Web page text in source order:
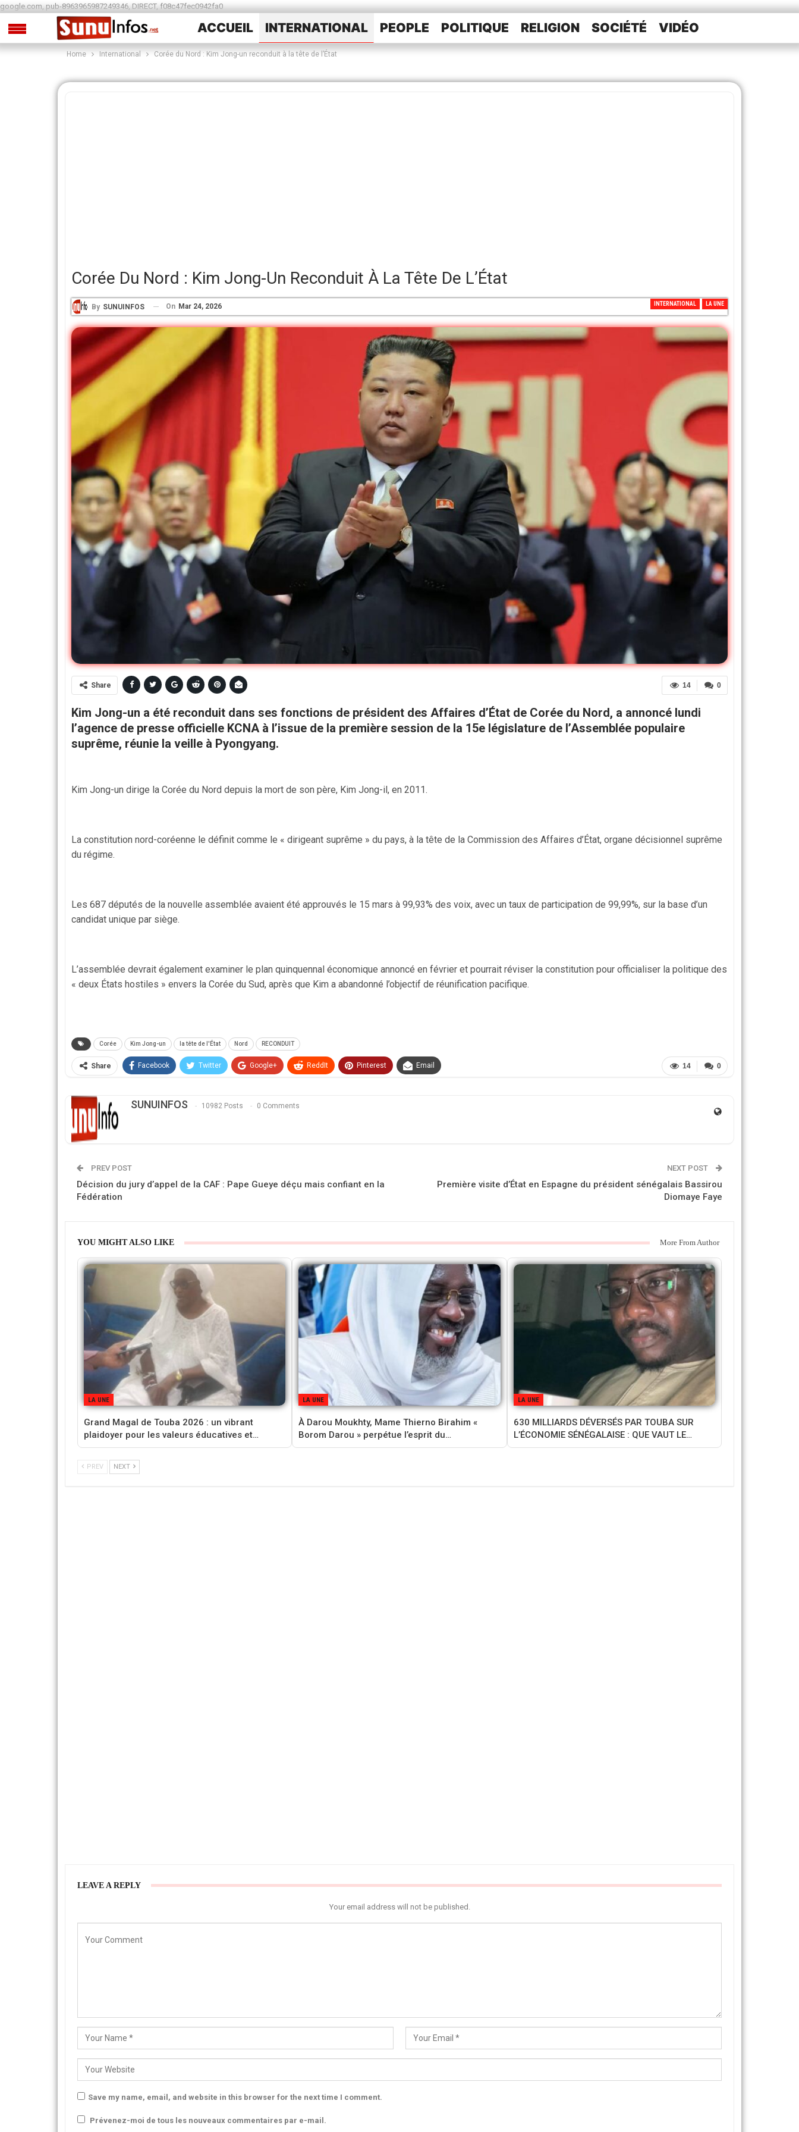
google.com, pub-8963965987249346, DIRECT, f08c47fec0942fa0
ACCUEIL INTERNATIONAL PEOPLE POLITIQUE RELIGION SOCIÉTÉ
VIDÉO
SPORTS
Home International Corée du Nord : Kim Jong-un reconduit à la tête de l’État
Corée Du Nord : Kim Jong-Un Reconduit À La Tête De L’État
INTERNATIONAL LA UNE
By SUNUINFOS On Mar 24, 2026
0
14
Share
Kim Jong-un a été reconduit dans ses fonctions de président des Affaires d’État de Corée du Nord, a annoncé lundi
l’agence de presse officielle KCNA à l’issue de la première session de la 15e législature de l’Assemblée populaire
suprême, réunie la veille à Pyongyang.
Kim Jong-un dirige la Corée du Nord depuis la mort de son père, Kim Jong-il, en 2011.
La constitution nord-coréenne le définit comme le « dirigeant suprême » du pays, à la tête de la Commission des Affaires d’État, organe décisionnel suprême
du régime.
Les 687 députés de la nouvelle assemblée avaient été approuvés le 15 mars à 99,93% des voix, avec un taux de participation de 99,99%, sur la base d’un
candidat unique par siège.
L’assemblée devrait également examiner le plan quinquennal économique annoncé en février et pourrait réviser la constitution pour officialiser la politique des
« deux États hostiles » envers la Corée du Sud, après que Kim a abandonné l’objectif de réunification pacifique.
Corée Kim Jong-un la tête de l'État Nord RECONDUIT
0
14
Share Facebook Twitter Google+ ReddIt Pinterest Email
SUNUINFOS 10982 Posts 0 Comments
PREV POST
Décision du jury d’appel de la CAF : Pape Gueye déçu mais confiant en la
Fédération
NEXT POST
Première visite d’État en Espagne du président sénégalais Bassirou
Diomaye Faye
YOU MIGHT ALSO LIKE More From Author
LA UNE
Grand Magal de Touba 2026 : un vibrant
plaidoyer pour les valeurs éducatives et…
LA UNE
À Darou Moukhty, Mame Thierno Birahim «
Borom Darou » perpétue l’esprit du…
LA UNE
630 MILLIARDS DÉVERSÉS PAR TOUBA SUR
L’ÉCONOMIE SÉNÉGALAISE : QUE VAUT LE…
PREV NEXT
LEAVE A REPLY
Your email address will not be published.
Save my name, email, and website in this browser for the next time I comment.
Prévenez-moi de tous les nouveaux commentaires par e-mail.